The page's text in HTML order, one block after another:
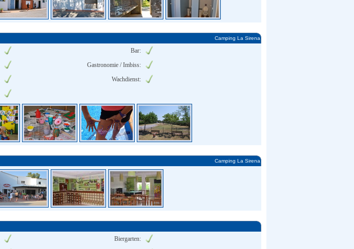
Camping La Sirena
Bar:
Gastronomie / Imbiss:
Wachdienst:
Camping La Sirena
Biergarten: